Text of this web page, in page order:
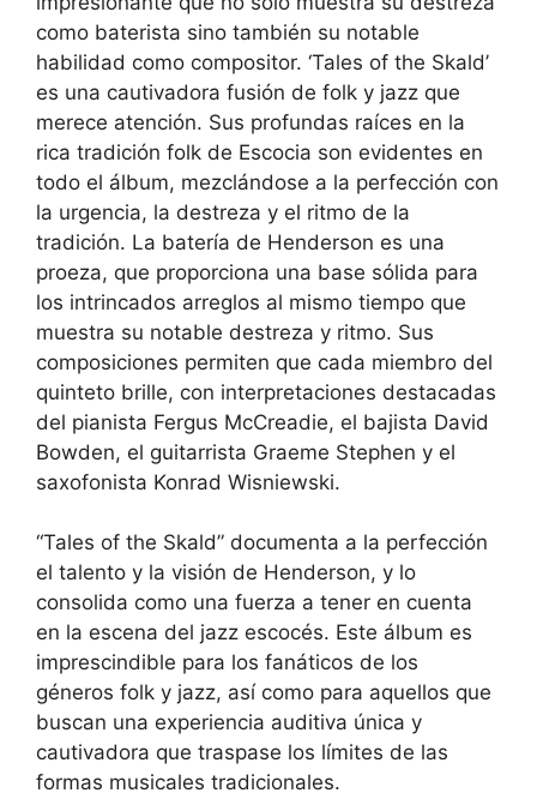
como baterista sino también su notable
habilidad como compositor. ‘Tales of the Skald’
es una cautivadora fusión de folk y jazz que
merece atención. Sus profundas raíces en la
rica tradición folk de Escocia son evidentes en
todo el álbum, mezclándose a la perfección con
la urgencia, la destreza y el ritmo de la
tradición. La batería de Henderson es una
proeza, que proporciona una base sólida para
los intrincados arreglos al mismo tiempo que
muestra su notable destreza y ritmo. Sus
composiciones permiten que cada miembro del
quinteto brille, con interpretaciones destacadas
del pianista Fergus McCreadie, el bajista David
Bowden, el guitarrista Graeme Stephen y el
saxofonista Konrad Wisniewski.
“Tales of the Skald” documenta a la perfección
el talento y la visión de Henderson, y lo
consolida como una fuerza a tener en cuenta
en la escena del jazz escocés. Este álbum es
imprescindible para los fanáticos de los
géneros folk y jazz, así como para aquellos que
buscan una experiencia auditiva única y
cautivadora que traspase los límites de las
formas musicales tradicionales.